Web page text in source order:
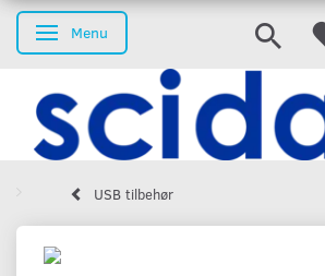
Skifte navigation
Menu
USB tilbehør